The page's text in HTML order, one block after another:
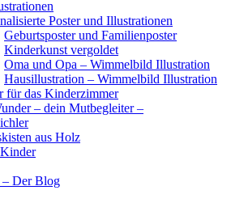
Poster und Illustrationen
Geburtsposter und Familienposter
Kinderkunst vergoldet
Oma und Opa – Wimmelbild Illustration
Hausillustration – Wimmelbild Illustration
für das Kinderzimmer
– dein Mutbegleiter –
aus Holz
– Der Blog